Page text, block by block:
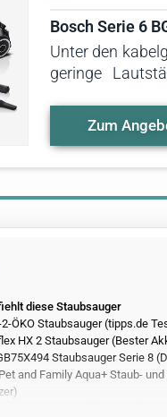
Bosch Serie 6
Unter den
geringe
Wasserhahn,
klassischen
Zum
diese Staubsauger
2-ÖKO Staubsauger (tipps.de
HX 2 Staubsauger (Bester
Staubsauger Serie 8
and Family Aqua+ Staub-